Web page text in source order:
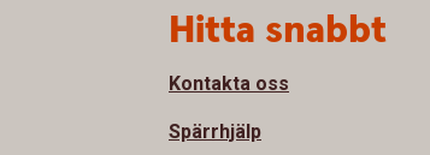
Hitta snabbt
Kontakta oss
Spärrhjälp